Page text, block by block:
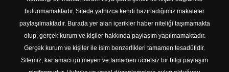
bulunmamaktadır. Sitede yalnızca kendi hazırladığımız makaleler
paylaşılmaktadır. Burada yer alan içerikler haber niteliği taşımamakta
olup, gerçek kurum ve kişiler hakkında paylaşım yapılmamaktadır.
Gerçek kurum ve kişiler ile isim benzerlikleri tamamen tesadüfidir.
Sitemiz, kar amacı gütmeyen ve tamamen ücretsiz bir bilgi paylaşım